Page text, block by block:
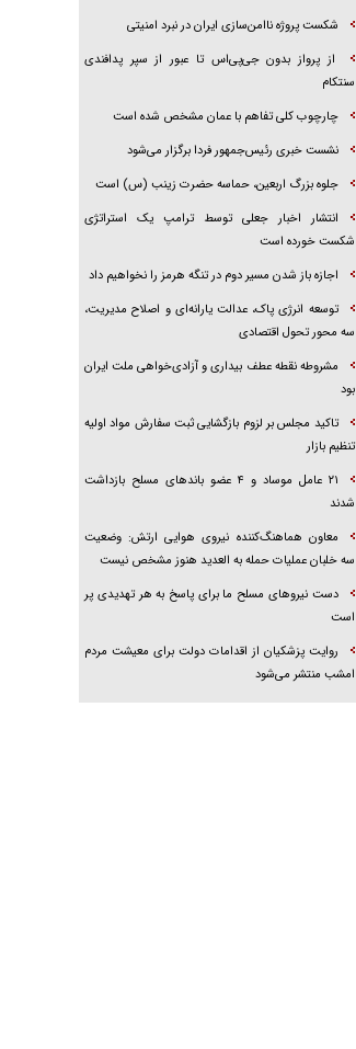
شکست پروژه ناامن‌سازی ایران در نبرد امنیتی
از پرواز بدون جی‌پی‌اس تا عبور از سپر پدافندی
سنتکام
چارچوب کلی تفاهم با عمان مشخص شده است
نشست خبری رئیس‌جمهور فردا برگزار می‌شود
جلوه بزرگ اربعین، حماسه حضرت زینب (س) است
انتشار اخبار جعلی توسط ترامپ یک استراتژی
شکست خورده است
اجازه باز شدن مسیر دوم در تنگه هرمز را نخواهیم داد
توسعه انرژی پاک، عدالت یارانه‌ای و اصلاح مدیریت،
سه محور تحول اقتصادی
مشروطه نقطه عطف بیداری و آزادی‌خواهی ملت ایران
بود
تاکید مجلس بر لزوم بازگشایی ثبت سفارش مواد اولیه
تنظیم بازار
۲۱ عامل موساد و ۴ عضو باند‌های مسلح بازداشت
شدند
معاون هماهنگ‌کننده نیروی هوایی ارتش: وضعیت
سه خلبان عملیات حمله به العدید هنوز مشخص نیست
دست نیرو‌های مسلح ما برای پاسخ به هر تهدیدی پر
است
روایت پزشکیان از اقدامات دولت برای معیشت مردم
امشب منتشر می‌شود